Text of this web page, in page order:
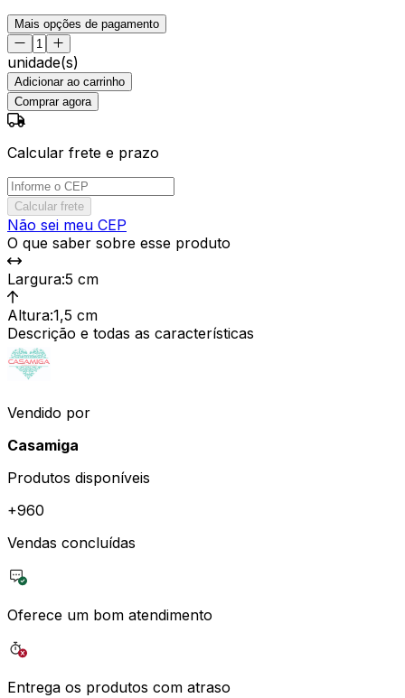
Mais opções de pagamento
unidade(s)
Adicionar ao carrinho
Comprar agora
Calcular frete e prazo
Calcular frete
Não sei meu CEP
O que saber sobre esse produto
Largura:5 cm
Altura:1,5 cm
Descrição e todas as características
Vendido por
Casamiga
Produtos disponíveis
+960
Vendas concluídas
Oferece um bom atendimento
Entrega os produtos com atraso